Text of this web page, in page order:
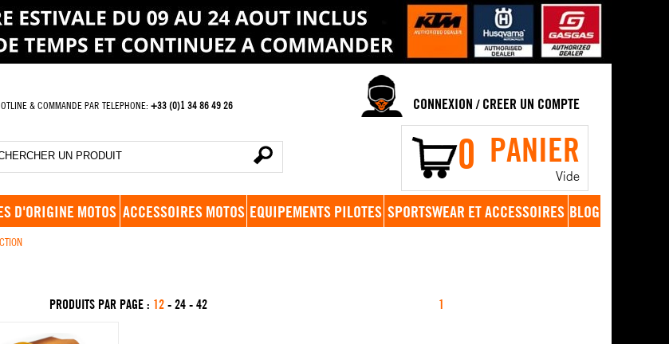
& COMMANDE PAR TELEPHONE: +33 (0)1 34 86 49 26 CONNEXION/ CREER UN COMPTE
0 PANIER
Vide
D'ORIGINE MOTOS ACCESSOIRES MOTOS EQUIPEMENTS PILOTES SPORTSWEAR ET ACCESSOIRES BLOG
PRODUITS PAR PAGE : 12-24-42 1